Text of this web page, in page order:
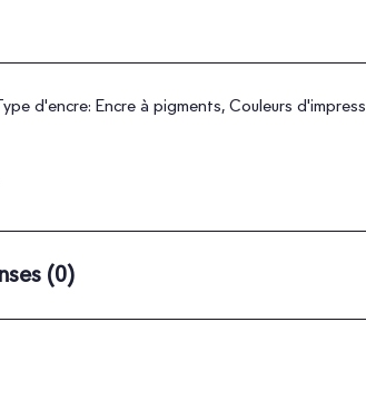
d'encre: Encre à pigments, Couleurs
(0)